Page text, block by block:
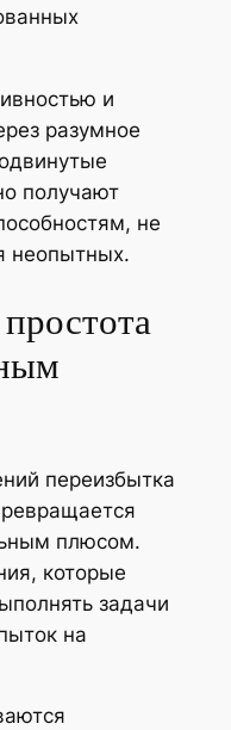
и
разумное
получают
не
неопытных.
переизбытка
плюсом.
которые
задачи
на